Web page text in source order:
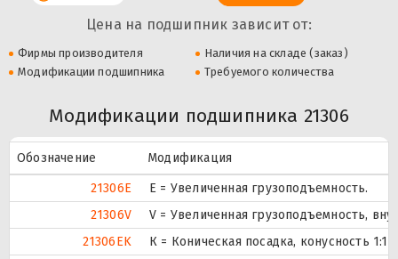
Цена на подшипник зависит от:
Фирмы производителя
Наличия на складе (заказ)
Модификации подшипника
Требуемого количества
Модификации подшипника 21306
Обозначение
Модификация
21306E
Е = Увеличенная грузоподъемность.
21306V
V = Увеличенная грузоподъемность,
21306EK
К = Коническая посадка, конусность 1:12.